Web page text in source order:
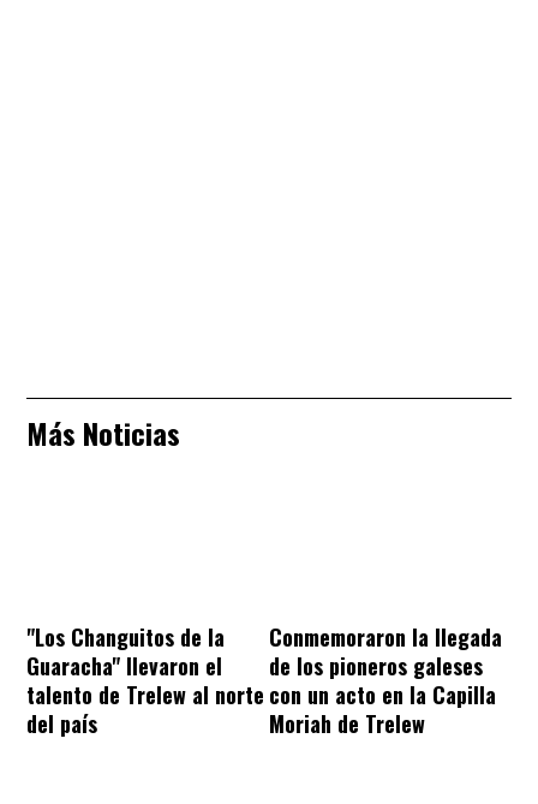
Más Noticias
"Los Changuitos de la
Guaracha" llevaron el
talento de Trelew al norte
del país
Conmemoraron la llegada
de los pioneros galeses
con un acto en la Capilla
Moriah de Trelew